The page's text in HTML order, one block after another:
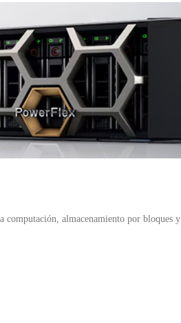
computación, almacenamiento por bloques y